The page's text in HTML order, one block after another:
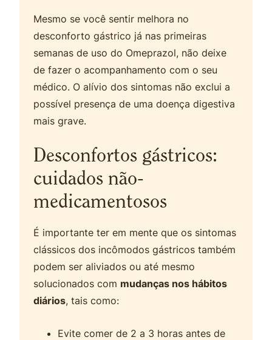
Mesmo se você sentir melhora no
desconforto gástrico já nas primeiras
semanas de uso do Omeprazol, não deixe
de fazer o acompanhamento com o seu
médico. O alívio dos sintomas não exclui a
possível presença de uma doença digestiva
mais grave.
Desconfortos gástricos:
cuidados não-
medicamentosos
É importante ter em mente que os sintomas
clássicos dos incômodos gástricos também
podem ser aliviados ou até mesmo
solucionados com mudanças nos hábitos
diários, tais como:
Evite comer de 2 a 3 horas antes de